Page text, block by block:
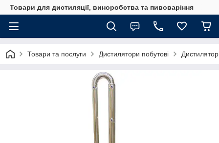
Товари для дистиляції, виноробства та пивоваріння
Товари та послуги Дистилятори побутові